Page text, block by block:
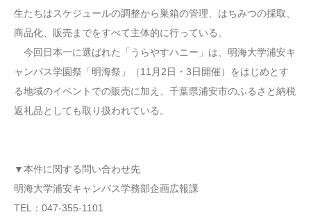
生たちはスケジュールの調整から巣箱の管理、はちみつの採取、
商品化、販売までをすべて主体的に行っている。
今回日本一に選ばれた「うらやすハニー」は、明海大学浦安キ
ャンパス学園祭「明海祭」（11月2日・3日開催）をはじめとす
る地域のイベントでの販売に加え、千葉県浦安市のふるさと納税
返礼品としても取り扱われている。
▼本件に関する問い合わせ先
明海大学浦安キャンパス学務部企画広報課
TEL：047-355-1101